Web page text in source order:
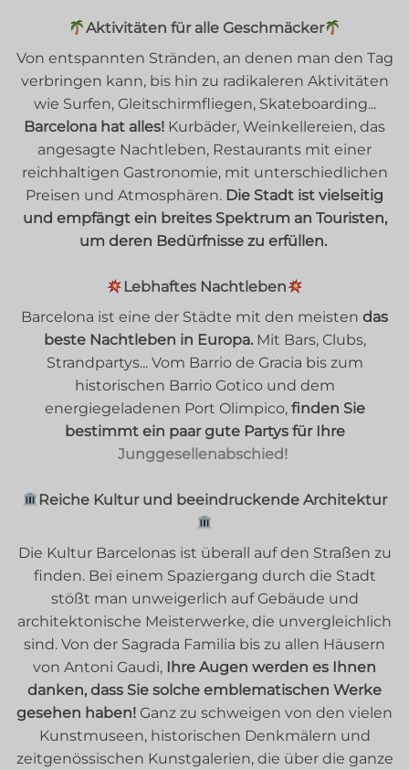
Aktivitäten für alle Geschmäcker
Von entspannten Stränden, an denen man den Tag
verbringen kann, bis hin zu radikaleren Aktivitäten
wie Surfen, Gleitschirmfliegen, Skateboarding...
Barcelona hat alles! Kurbäder, Weinkellereien, das
angesagte Nachtleben, Restaurants mit einer
reichhaltigen Gastronomie, mit unterschiedlichen
Preisen und Atmosphären. Die Stadt ist vielseitig
und empfängt ein breites Spektrum an Touristen,
um deren Bedürfnisse zu erfüllen.
Lebhaftes Nachtleben
Barcelona ist eine der Städte mit den meisten das
beste Nachtleben in Europa.Mit Bars, Clubs,
Strandpartys... Vom Barrio de Gracia bis zum
historischen Barrio Gotico und dem
energiegeladenen Port Olimpico, finden Sie
bestimmt ein paar gute Partys für Ihre
Junggesellenabschied!
Reiche Kultur und beeindruckende Architektur
Die Kultur Barcelonas ist überall auf den Straßen zu
finden. Bei einem Spaziergang durch die Stadt
stößt man unweigerlich auf Gebäude und
architektonische Meisterwerke, die unvergleichlich
sind. Von der Sagrada Familia bis zu allen Häusern
von Antoni Gaudi, Ihre Augen werden es Ihnen
danken, dass Sie solche emblematischen Werke
gesehen haben! Ganz zu schweigen von den vielen
Kunstmuseen, historischen Denkmälern und
zeitgenössischen Kunstgalerien, die über die ganze